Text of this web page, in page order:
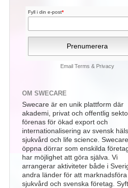
Fyll i din e-post*
Email Terms & Privacy
OM SWECARE
Swecare är en unik plattform där
akademi, privat och offentlig
förenas för ökad export och
internationalisering av svensk
sjukvård och life science.
öppna dörrar som enskilda
har möjlighet att göra själva. Vi
arrangerar aktiviteter både i
andra länder för att
sjukvård och svenska företag.